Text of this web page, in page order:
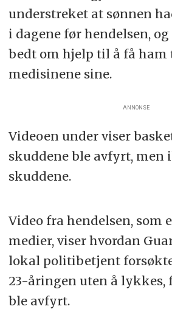
understreket at sønnen
i dagene før hendelsen,
bedt om hjelp til å få ham
medisinene sine.
ANNONSE
Videoen under viser
skuddene ble avfyrt, men
skuddene.
Video fra hendelsen, som
medier, viser hvordan
lokal politibetjent
23-åringen uten å lykkes,
ble avfyrt.